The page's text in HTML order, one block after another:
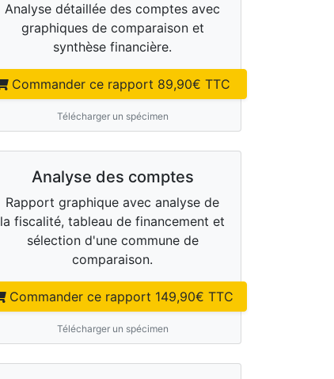
Analyse détaillée des comptes avec
graphiques de comparaison et
synthèse financière.
Commander ce rapport 89,90€ TTC
Télécharger un spécimen
Analyse des comptes
Rapport graphique avec analyse de
la fiscalité, tableau de financement et
sélection d'une commune de
comparaison.
Commander ce rapport 149,90€ TTC
Télécharger un spécimen